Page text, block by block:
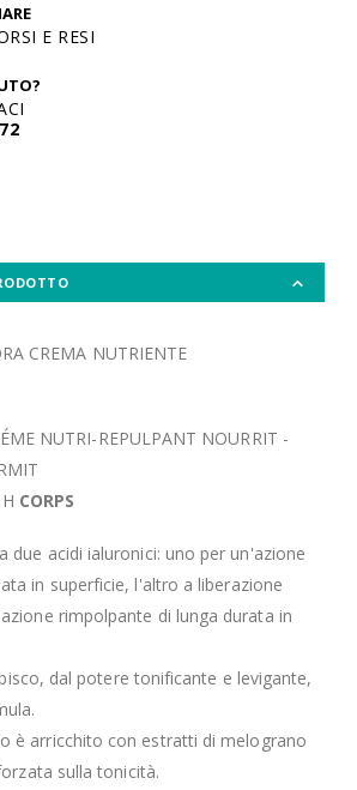
E RESI
CREMA NUTRIENTE
NUTRI-REPULPANT NOURRIT -
CORPS
due acidi ialuronici: uno per un'azione
in superficie, l'altro a liberazione
rimpolpante di lunga durata in
dal potere tonificante e levigante,
è arricchito con estratti di melograno
sulla tonicità.